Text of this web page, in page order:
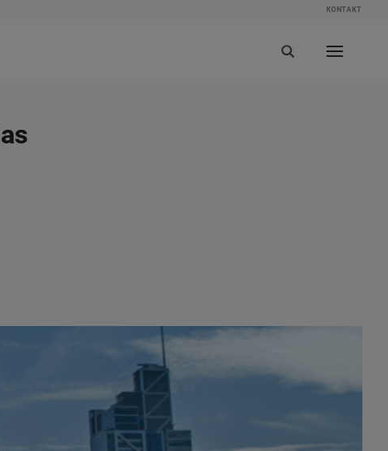
KONTAKT